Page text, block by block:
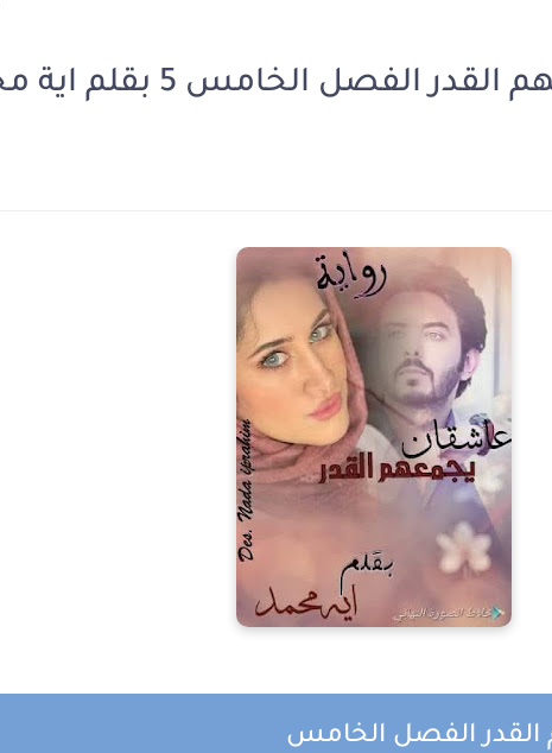
الفصل الخامس 5 بقلم اية محمد
القدر الفصل الخامس